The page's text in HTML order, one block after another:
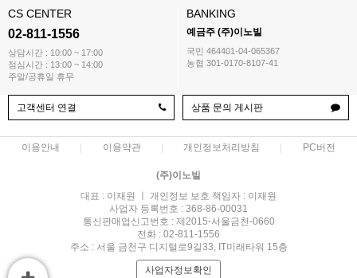
CS CENTER
02-811-1556
상담시간 : 10:00 ~ 17:00
점심시간 : 13:00 ~ 14:00
주말/공휴일 휴무
BANKING
예금주 (주)이노빌
국민 464401-04-065367
농협 301-0170-8107-41
고객센터 연결 상품 문의 게시판
이용안내 이용약관 개인정보처리방침 PC버전
(주)이노빌
대표 : 이재원 ㅣ 개인정보 보호 책임자 : 이재원
사업자 등록번호 : 368-86-00031
통신판매업신고번호 : 제2015-서울금천-0660
전화 : 02-811-1556
주소 : 서울 금천구 디지털로9길33, IT미래타워 15층
사업자정보확인